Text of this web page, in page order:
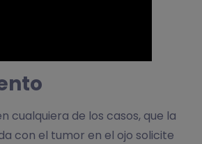
cualquiera de los casos, que la
con el tumor en el ojo solicite